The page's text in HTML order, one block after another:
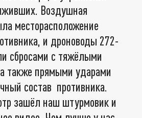
Воздушная
месторасположение
и дроноводы 272-
сбросами с тяжёлыми
также прямыми ударами
состав противника.
зашёл наш штурмовик и